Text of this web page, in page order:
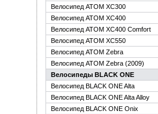
Велосипед ATOM XC300
Велосипед ATOM XC400
Велосипед ATOM XC400 Comfort
Велосипед ATOM XC550
Велосипед ATOM Zebra
Велосипед ATOM Zebra (2009)
Велосипеды BLACK ONE
Велосипед BLACK ONE Alta
Велосипед BLACK ONE Alta Alloy
Велосипед BLACK ONE Onix